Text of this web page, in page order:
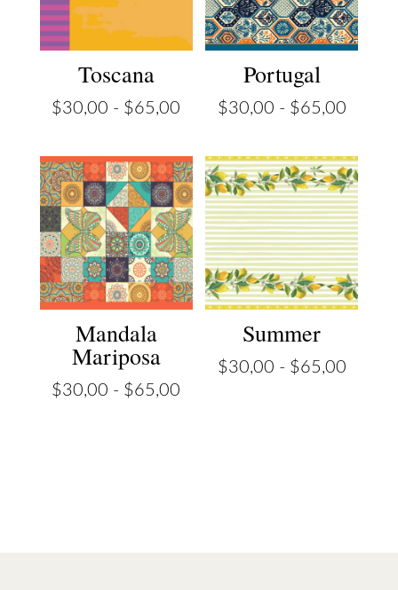
Toscana
$30,00 - $65,00 Rango
precios:
desde
$30,00
hasta
$65,00
Portugal
$30,00 - $65,00Rango
desde
hasta
Mandala
Mariposa
$30,00 - $65,00
Summer
$30,00 - $65,00Rango